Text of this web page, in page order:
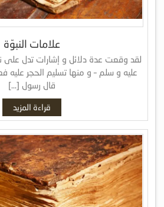
علامات النبوّة
لقد وقعت عدة دلائل و إشارات تدل على
عليه و سلم – و منها تسليم الحجر عليه
قال رسول […]
قراءة المزيد